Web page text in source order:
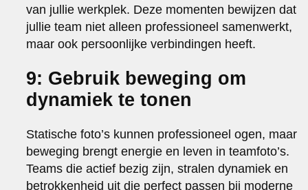
van jullie werkplek. Deze momenten bewijzen dat
jullie team niet alleen professioneel samenwerkt,
maar ook persoonlijke verbindingen heeft.
9: Gebruik beweging om
dynamiek te tonen
Statische foto’s kunnen professioneel ogen, maar
beweging brengt energie en leven in teamfoto’s.
Teams die actief bezig zijn, stralen dynamiek en
betrokkenheid uit die perfect passen bij moderne